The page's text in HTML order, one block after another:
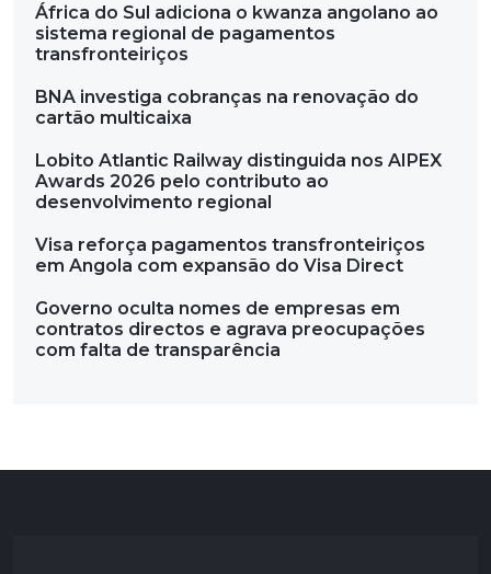
África do Sul adiciona o kwanza angolano ao
sistema regional de pagamentos
transfronteiriços
BNA investiga cobranças na renovação do
cartão multicaixa
Lobito Atlantic Railway distinguida nos AIPEX
Awards 2026 pelo contributo ao
desenvolvimento regional
Visa reforça pagamentos transfronteiriços
em Angola com expansão do Visa Direct
Governo oculta nomes de empresas em
contratos directos e agrava preocupações
com falta de transparência